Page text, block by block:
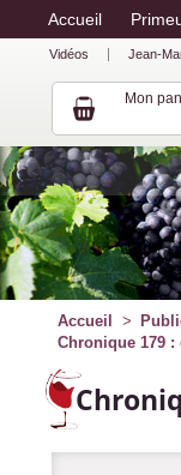
Accueil
Vidéos Jean-
Mon
Accueil
Chronique 179